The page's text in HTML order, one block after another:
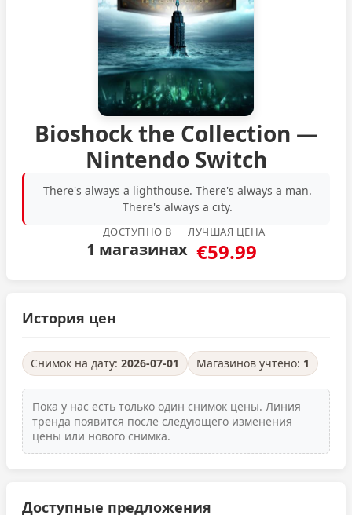
Bioshock the Collection —
Nintendo Switch
There's always a lighthouse. There's always a man.
There's always a city.
ДОСТУПНО В
1 магазинах
ЛУЧШАЯ ЦЕНА
€59.99
История цен
Снимок на дату: 2026-07-01 Магазинов учтено: 1
Пока у нас есть только один снимок цены. Линия
тренда появится после следующего изменения
цены или нового снимка.
Доступные предложения